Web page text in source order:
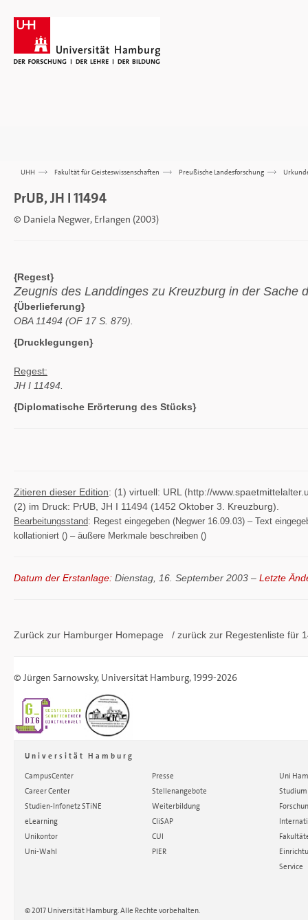
UHH >>> Fakultät für Geisteswissenschaften >>> Preußische Landesforschung >>>
PrUB, JH I 11494
© Daniela Negwer, Erlangen (2003)
{Regest}
Zeugnis des Landdinges zu Kreuzburg in der Sache
{Überlieferung}
OBA 11494 (OF 17 S. 879).
{Drucklegungen}
Regest:
JH I 11494.
{Diplomatische Erörterung des Stücks}
Zitieren dieser Edition: (1) virtuell: URL (http://
(2) im Druck: PrUB, JH I 11494 (1452 Oktober 3. Kreuzburg).
Bearbeitungsstand: Regest eingegeben (Negwer 16.09.03) – Text
kollationiert () – äußere Merkmale beschreiben ()
Datum der Erstanlage: Dienstag, 16. September 2003 – Letzte
Zurück zur Hamburger Homepage / zurück zur Regestenliste für
© Jürgen Sarnowsky, Universität Hamburg, 1999-2026